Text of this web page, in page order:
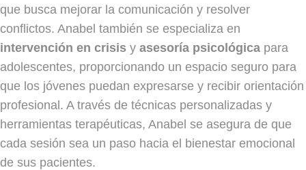
que busca mejorar la comunicación y resolver
conflictos. Anabel también se especializa en
intervención en crisis y asesoría psicológica para
adolescentes, proporcionando un espacio seguro para
que los jóvenes puedan expresarse y recibir orientación
profesional. A través de técnicas personalizadas y
herramientas terapéuticas, Anabel se asegura de que
cada sesión sea un paso hacia el bienestar emocional
de sus pacientes.